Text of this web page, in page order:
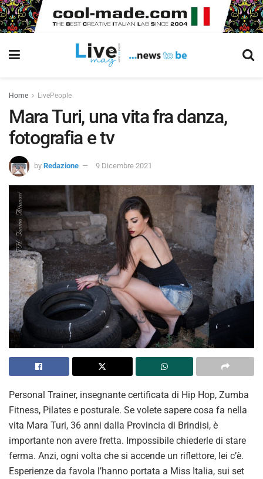
Home LivePeople
Mara Turi, una vita fra danza,
fotografia e tv
by Redazione 9 Dicembre 2021
Personal Trainer, insegnante certificata di Hip Hop, Zumba
Fitness, Pilates e posturale. Se volete sapere cosa fa nella
vita Mara Turi, 36 anni dalla Provincia di Brindisi, è
importante non avere fretta. Impossibile chiederle di stare
ferma. Anzi, ogni volta che si accende un riflettore, lei c’è.
Esperienze da favola l’hanno portata a Miss Italia, sui set